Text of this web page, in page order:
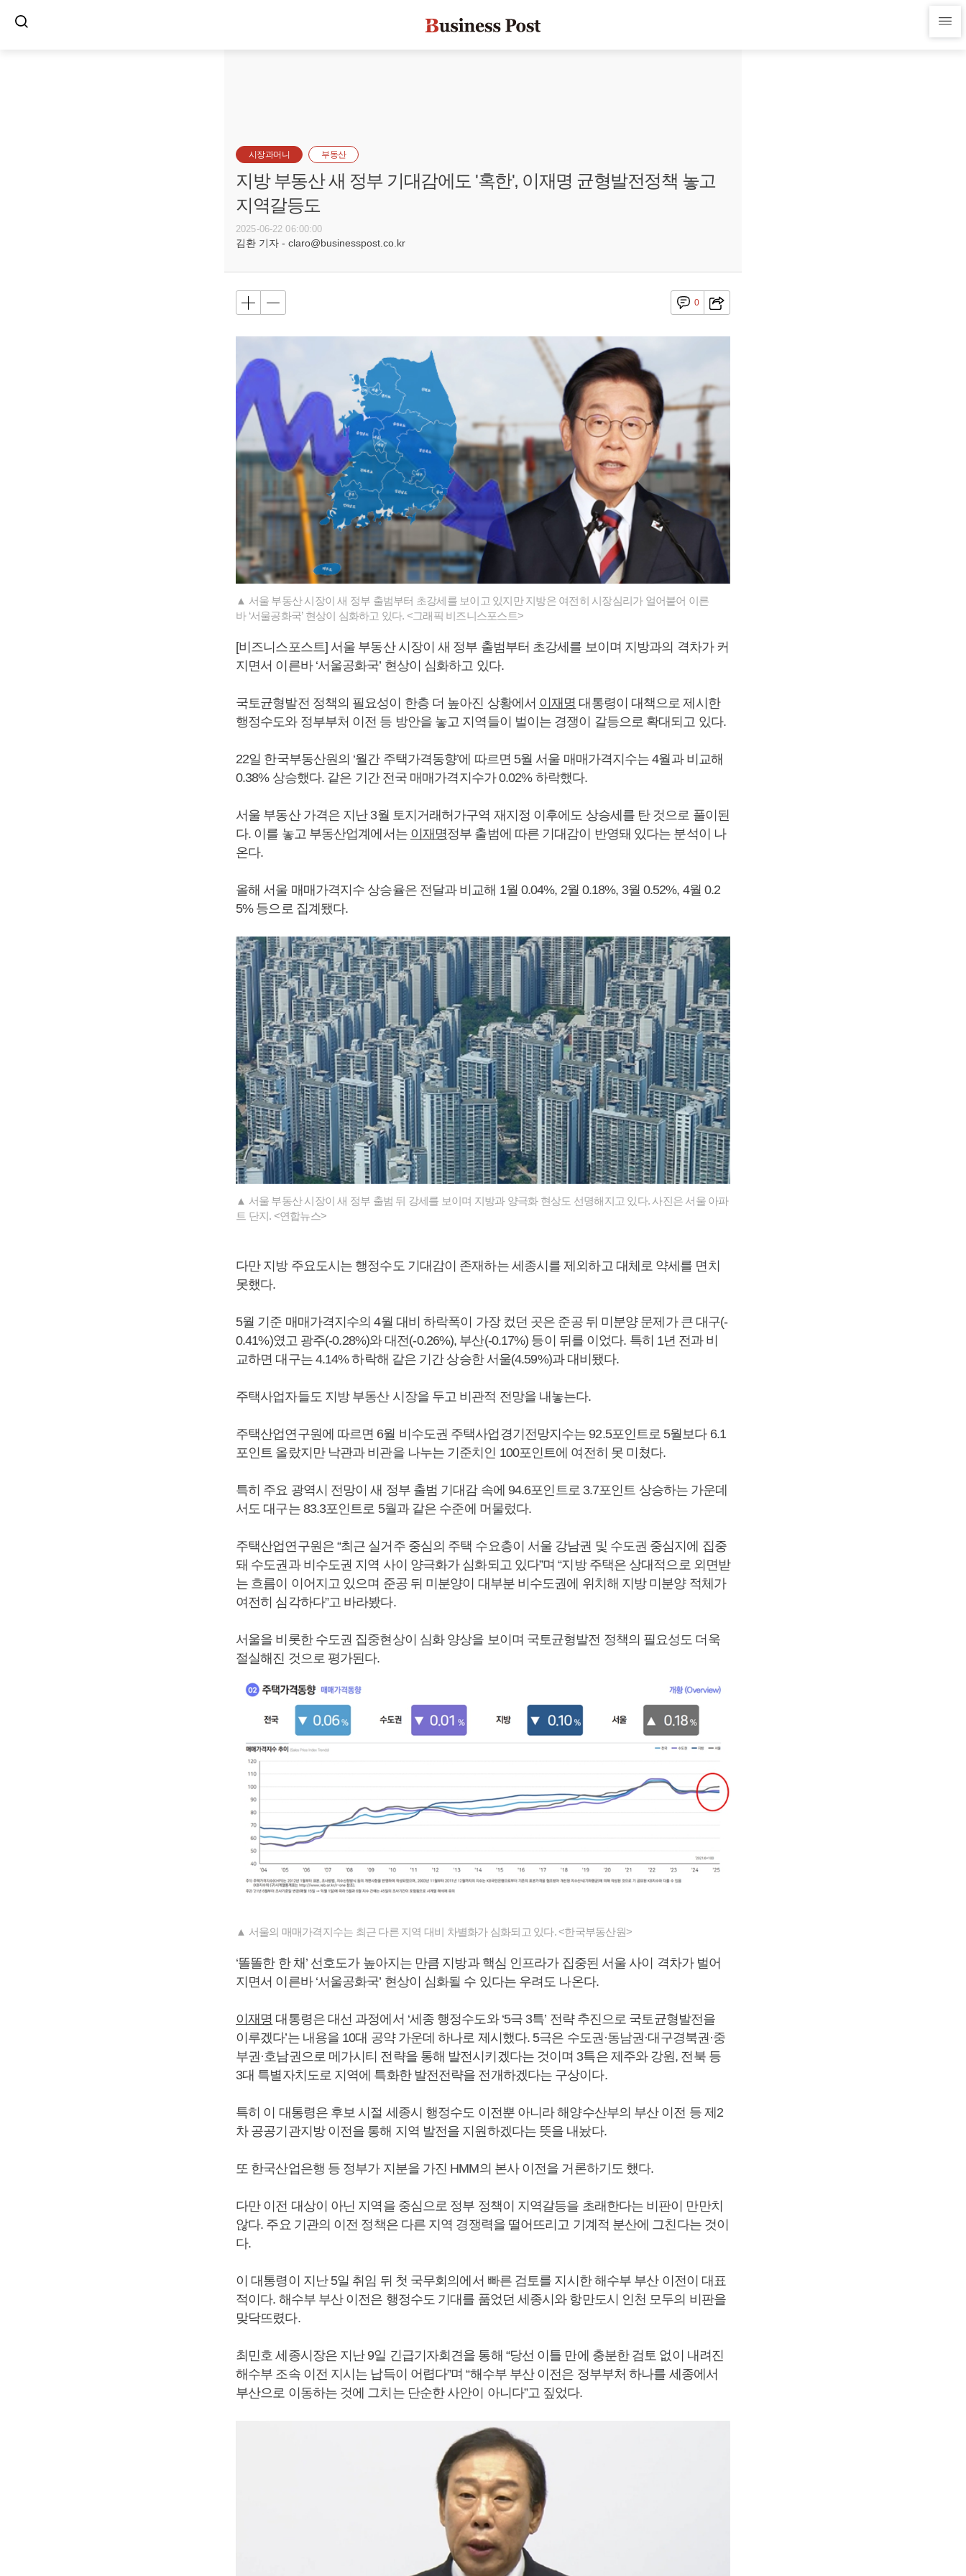
시장과머니 부동산
지방 부동산 새 정부 기대감에도 '혹한', 이재명 균형발전정책 놓고
지역갈등도
2025-06-22 06:00:00
김환 기자 - claro@businesspost.co.kr
0
▲ 서울 부동산 시장이 새 정부 출범부터 초강세를 보이고 있지만 지방은 여전히 시장심리가 얼어붙어 이른
바 ‘서울공화국’ 현상이 심화하고 있다. <그래픽 비즈니스포스트>
[비즈니스포스트] 서울 부동산 시장이 새 정부 출범부터 초강세를 보이며 지방과의 격차가 커
지면서 이른바 ‘서울공화국’ 현상이 심화하고 있다.
국토균형발전 정책의 필요성이 한층 더 높아진 상황에서 이재명 대통령이 대책으로 제시한
행정수도와 정부부처 이전 등 방안을 놓고 지역들이 벌이는 경쟁이 갈등으로 확대되고 있다.
22일 한국부동산원의 ‘월간 주택가격동향’에 따르면 5월 서울 매매가격지수는 4월과 비교해
0.38% 상승했다. 같은 기간 전국 매매가격지수가 0.02% 하락했다.
서울 부동산 가격은 지난 3월 토지거래허가구역 재지정 이후에도 상승세를 탄 것으로 풀이된
다. 이를 놓고 부동산업계에서는 이재명정부 출범에 따른 기대감이 반영돼 있다는 분석이 나
온다.
올해 서울 매매가격지수 상승율은 전달과 비교해 1월 0.04%, 2월 0.18%, 3월 0.52%, 4월 0.2
5% 등으로 집계됐다.
▲ 서울 부동산 시장이 새 정부 출범 뒤 강세를 보이며 지방과 양극화 현상도 선명해지고 있다. 사진은 서울 아파
트 단지. <연합뉴스>
다만 지방 주요도시는 행정수도 기대감이 존재하는 세종시를 제외하고 대체로 약세를 면치
못했다.
5월 기준 매매가격지수의 4월 대비 하락폭이 가장 컸던 곳은 준공 뒤 미분양 문제가 큰 대구(-
0.41%)였고 광주(-0.28%)와 대전(-0.26%), 부산(-0.17%) 등이 뒤를 이었다. 특히 1년 전과 비
교하면 대구는 4.14% 하락해 같은 기간 상승한 서울(4.59%)과 대비됐다.
주택사업자들도 지방 부동산 시장을 두고 비관적 전망을 내놓는다.
주택산업연구원에 따르면 6월 비수도권 주택사업경기전망지수는 92.5포인트로 5월보다 6.1
포인트 올랐지만 낙관과 비관을 나누는 기준치인 100포인트에 여전히 못 미쳤다.
특히 주요 광역시 전망이 새 정부 출범 기대감 속에 94.6포인트로 3.7포인트 상승하는 가운데
서도 대구는 83.3포인트로 5월과 같은 수준에 머물렀다.
주택산업연구원은 “최근 실거주 중심의 주택 수요층이 서울 강남권 및 수도권 중심지에 집중
돼 수도권과 비수도권 지역 사이 양극화가 심화되고 있다”며 “지방 주택은 상대적으로 외면받
는 흐름이 이어지고 있으며 준공 뒤 미분양이 대부분 비수도권에 위치해 지방 미분양 적체가
여전히 심각하다”고 바라봤다.
서울을 비롯한 수도권 집중현상이 심화 양상을 보이며 국토균형발전 정책의 필요성도 더욱
절실해진 것으로 평가된다.
▲ 서울의 매매가격지수는 최근 다른 지역 대비 차별화가 심화되고 있다. <한국부동산원>
‘똘똘한 한 채’ 선호도가 높아지는 만큼 지방과 핵심 인프라가 집중된 서울 사이 격차가 벌어
지면서 이른바 ‘서울공화국’ 현상이 심화될 수 있다는 우려도 나온다.
이재명 대통령은 대선 과정에서 ‘세종 행정수도와 ‘5극 3특’ 전략 추진으로 국토균형발전을
이루겠다’는 내용을 10대 공약 가운데 하나로 제시했다. 5극은 수도권·동남권·대구경북권·중
부권·호남권으로 메가시티 전략을 통해 발전시키겠다는 것이며 3특은 제주와 강원, 전북 등
3대 특별자치도로 지역에 특화한 발전전략을 전개하겠다는 구상이다.
특히 이 대통령은 후보 시절 세종시 행정수도 이전뿐 아니라 해양수산부의 부산 이전 등 제2
차 공공기관지방 이전을 통해 지역 발전을 지원하겠다는 뜻을 내놨다.
또 한국산업은행 등 정부가 지분을 가진 HMM의 본사 이전을 거론하기도 했다.
다만 이전 대상이 아닌 지역을 중심으로 정부 정책이 지역갈등을 초래한다는 비판이 만만치
않다. 주요 기관의 이전 정책은 다른 지역 경쟁력을 떨어뜨리고 기계적 분산에 그친다는 것이
다.
이 대통령이 지난 5일 취임 뒤 첫 국무회의에서 빠른 검토를 지시한 해수부 부산 이전이 대표
적이다. 해수부 부산 이전은 행정수도 기대를 품었던 세종시와 항만도시 인천 모두의 비판을
맞닥뜨렸다.
최민호 세종시장은 지난 9일 긴급기자회견을 통해 “당선 이틀 만에 충분한 검토 없이 내려진
해수부 조속 이전 지시는 납득이 어렵다”며 “해수부 부산 이전은 정부부처 하나를 세종에서
부산으로 이동하는 것에 그치는 단순한 사안이 아니다”고 짚었다.